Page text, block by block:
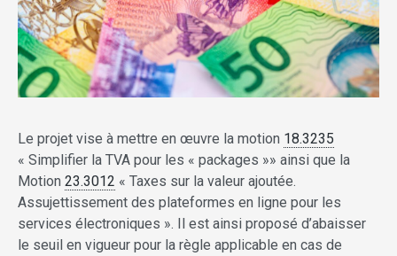
Le projet vise à mettre en œuvre la motion 18.3235
« Simplifier la TVA pour les « packages »» ainsi que la
Motion 23.3012 « Taxes sur la valeur ajoutée.
Assujettissement des plateformes en ligne pour les
services électroniques ». Il est ainsi proposé d’abaisser
le seuil en vigueur pour la règle applicable en cas de